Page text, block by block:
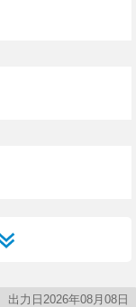
出力日2026年08月08日